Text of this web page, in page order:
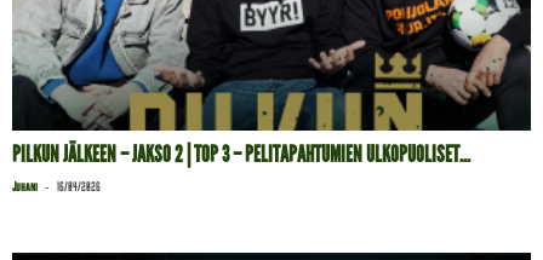
PILKUN JÄLKEEN – JAKSO 2 | TOP 3 – PELITAPAHTUMIEN ULKOPUOLISET...
Juhani - 16/04/2026